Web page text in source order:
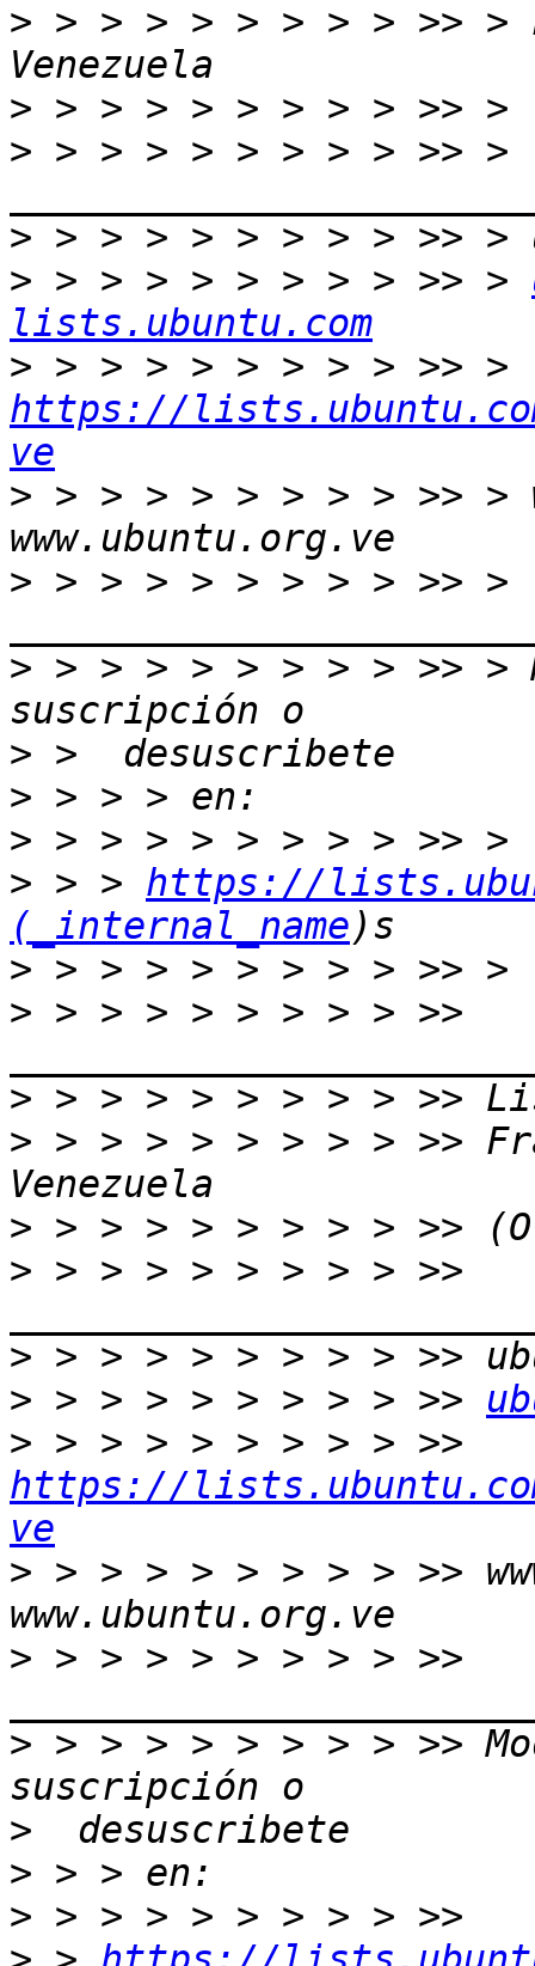
> > > > > > > > > >> >
>
> > > > > > > > > >> >
>
> > > > > > > > > >> >
lists.ubuntu.com
>
https://
ve
> > > > > > > > > >> >
> > > > > > > > > >> >
> > > > > > > > > >> >
>
>
>
> > > https://
(_internal_name
>
> > > > > > > > > >>
>
> > > > > > > > > >>
>
> > > > > > > > > >>
>
> > > > > > > > > >>
>
https://
ve
> > > > > > > > > >>
> > > > > > > > > >>
> > > > > > > > > >>
>
>
>